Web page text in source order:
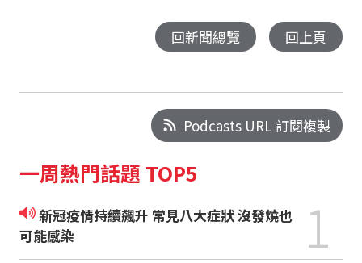
回新聞總覽 回上頁
Podcasts URL 訂閱複製
一周熱門話題 TOP5
新冠疫情持續飆升 常見八大症狀 沒發燒也
可能感染
1